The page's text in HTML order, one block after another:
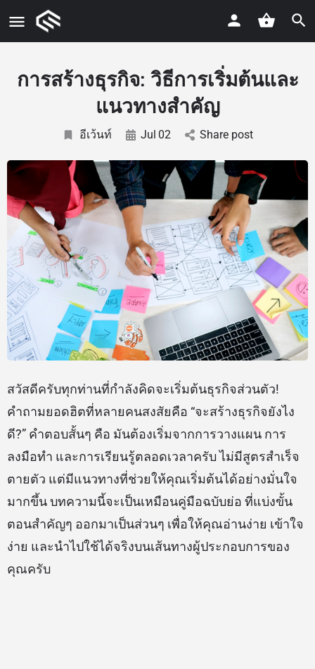
การสร้างธุรกิจ: วิธีการเริ่มต้นและ
แนวทางสำคัญ
อีเว้นท์ Jul 02 Share post
สวัสดีครับทุกท่านที่กำลังคิดจะเริ่มต้นธุรกิจส่วนตัว!
คำถามยอดฮิตที่หลายคนสงสัยคือ “จะสร้างธุรกิจยังไง
ดี?” คำตอบสั้นๆ คือ มันต้องเริ่มจากการวางแผน การ
ลงมือทำ และการเรียนรู้ตลอดเวลาครับ ไม่มีสูตรสำเร็จ
ตายตัว แต่มีแนวทางที่ช่วยให้คุณเริ่มต้นได้อย่างมั่นใจ
มากขึ้น บทความนี้จะเป็นเหมือนคู่มือฉบับย่อ ที่แบ่งขั้น
ตอนสำคัญๆ ออกมาเป็นส่วนๆ เพื่อให้คุณอ่านง่าย เข้าใจ
ง่าย และนำไปใช้ได้จริงบนเส้นทางผู้ประกอบการของ
คุณครับ